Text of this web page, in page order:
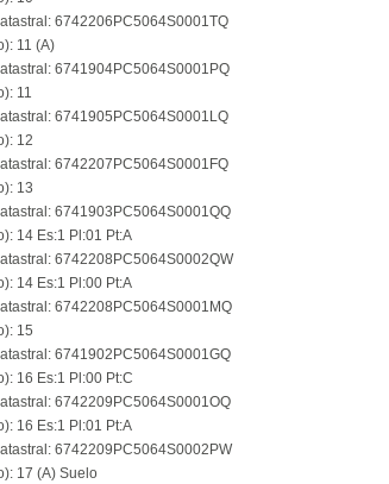
6742206PC5064S0001TQ
11 (A)
6741904PC5064S0001PQ
11
6741905PC5064S0001LQ
12
6742207PC5064S0001FQ
13
6741903PC5064S0001QQ
14 Es:1 Pl:01 Pt:A
6742208PC5064S0002QW
14 Es:1 Pl:00 Pt:A
6742208PC5064S0001MQ
15
6741902PC5064S0001GQ
16 Es:1 Pl:00 Pt:C
6742209PC5064S0001OQ
16 Es:1 Pl:01 Pt:A
6742209PC5064S0002PW
17 (A) Suelo